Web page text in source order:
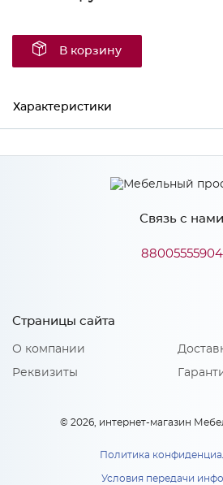
В корзину
Характеристики
Производитель МиФ
Связь с нами
88005555904
Страницы сайта
О компании
Реквизиты
© 2026, интернет-магазин
Политика
Условия передачи